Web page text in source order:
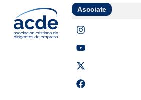
Asociate